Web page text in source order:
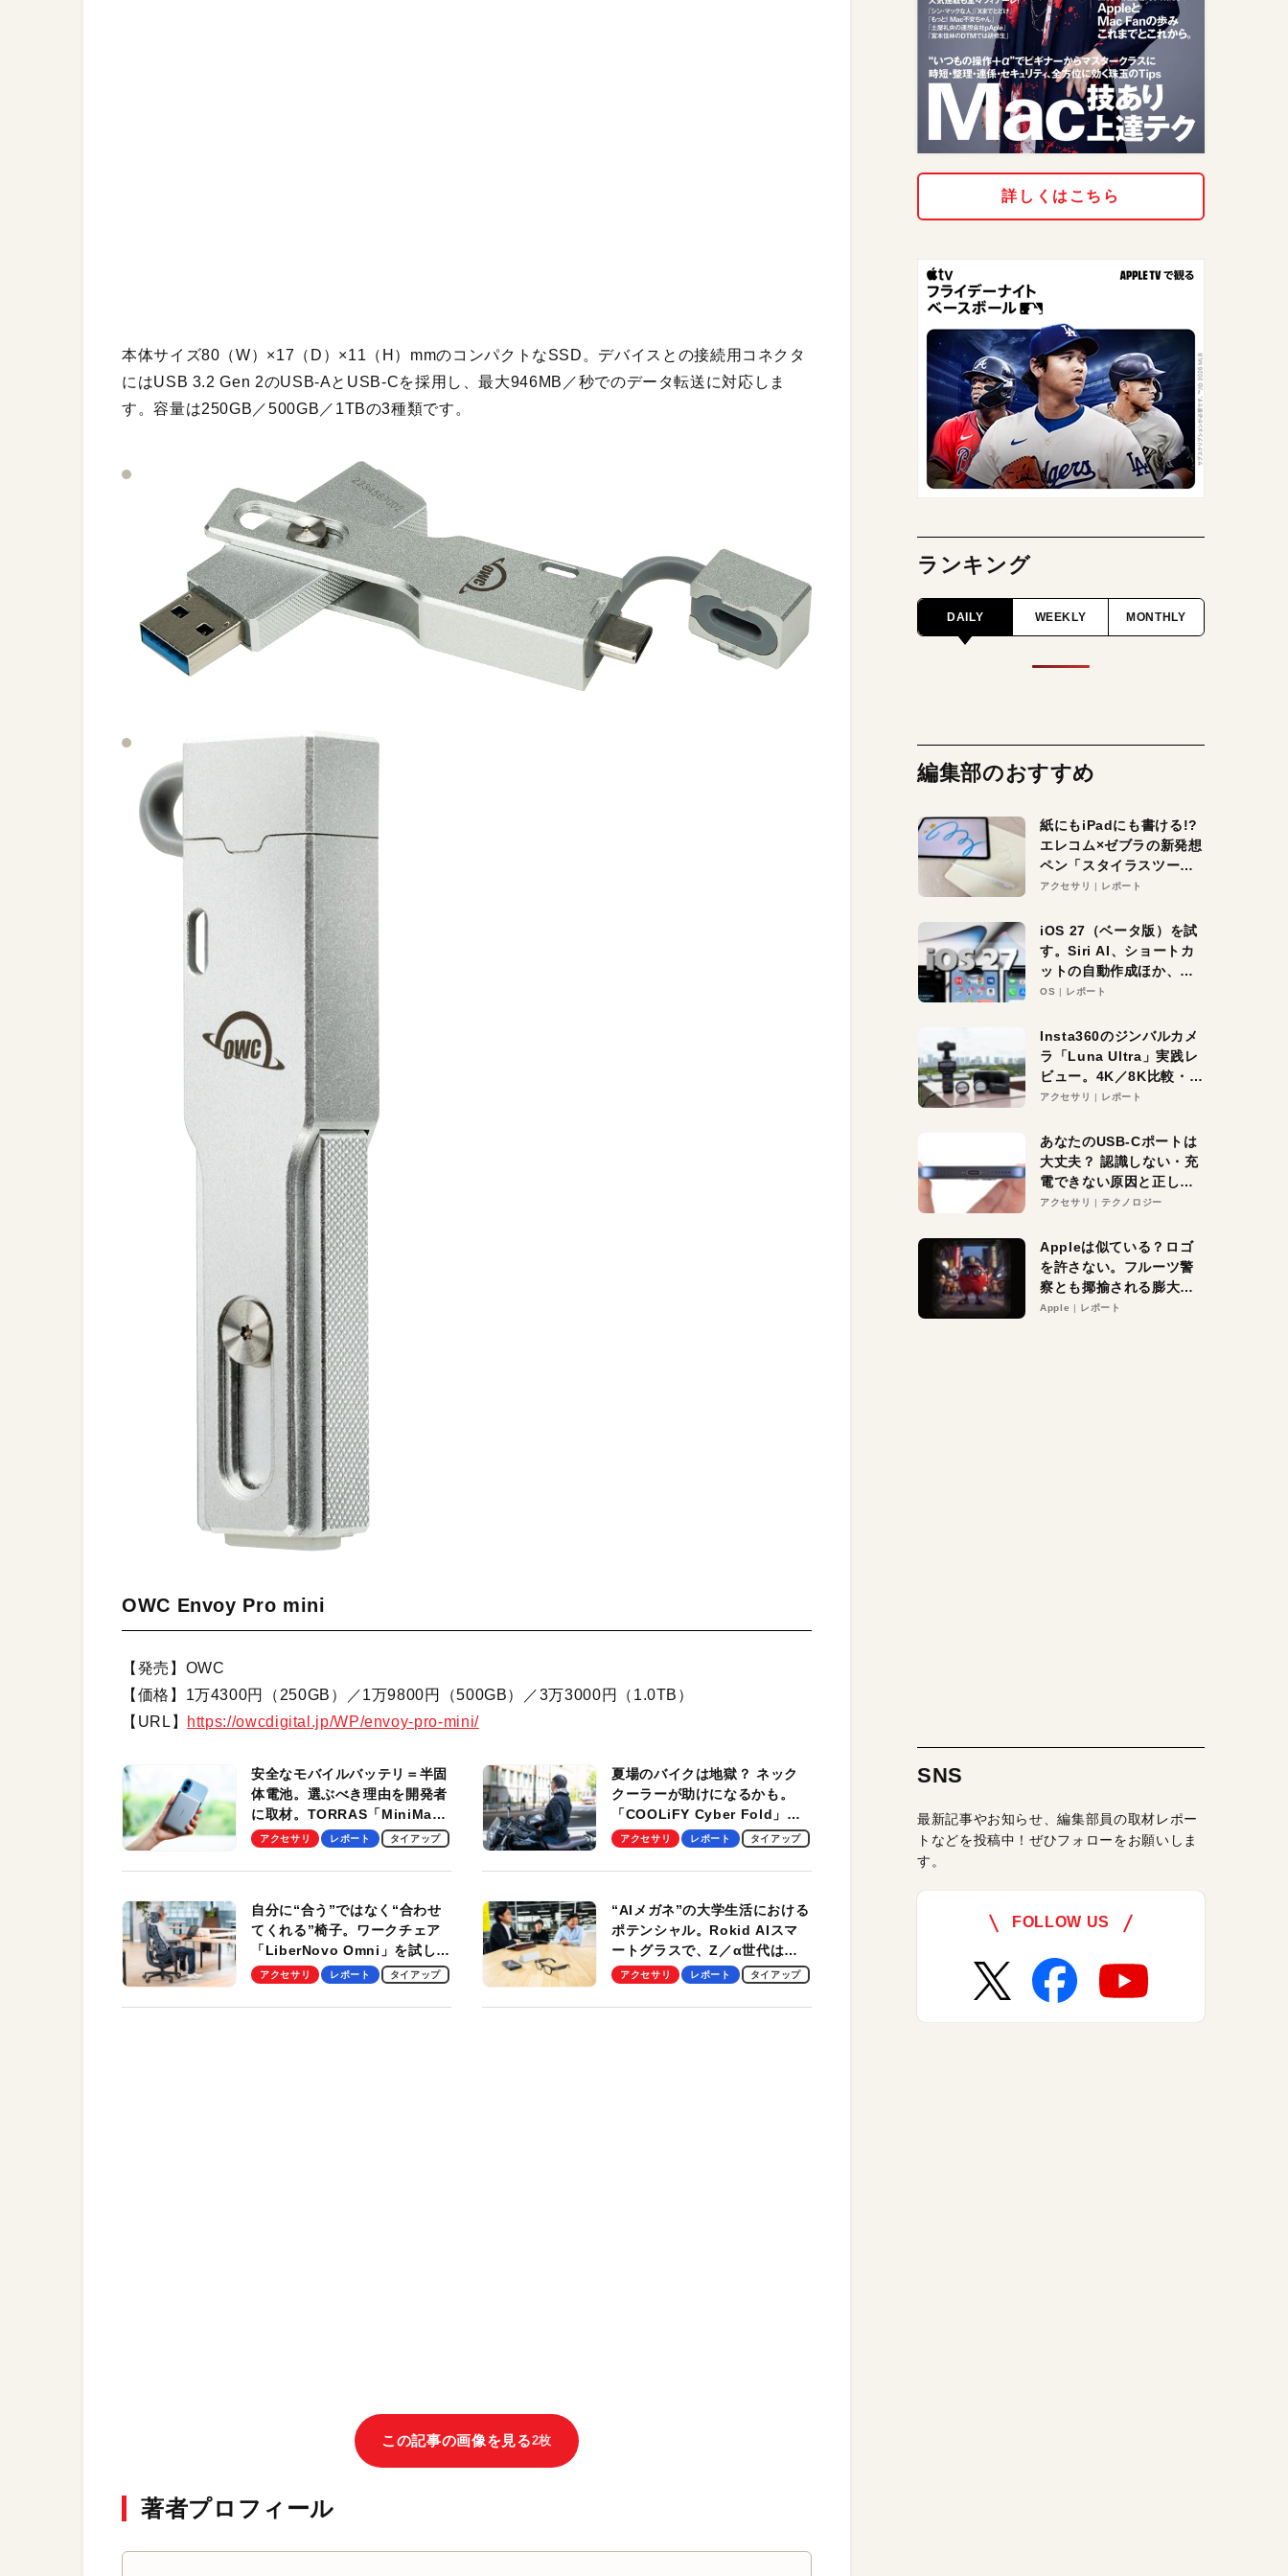
本体サイズ80（W）×17（D）×11（H）mmのコンパクトなSSD。デバイスとの接続用コネクタ
にはUSB 3.2 Gen 2のUSB-AとUSB-Cを採用し、最大946MB／秒でのデータ転送に対応しま
す。容量は250GB／500GB／1TBの3種類です。
OWC Envoy Pro mini
【発売】OWC
【価格】1万4300円（250GB）／1万9800円（500GB）／3万3000円（1.0TB）
【URL】
https://owcdigital.jp/WP/envoy-pro-mini/
安全なモバイルバッテリ＝半固
体電池。選ぶべき理由を開発者
に取材。TORRAS「MiniMag
Pro」の実機レビューも
アクセサリ レポート タイアップ
夏場のバイクは地獄？ ネック
クーラーが助けになるかも。
「COOLiFY Cyber Fold」レ
ビュー。冷却の速さ、密着する
性がグッド！
アクセサリ レポート タイアップ
自分に“合う”ではなく“合わせ
てくれる”椅子。ワークチェア
「LiberNovo Omni」を試して
わかったその魅力。まさかのス
アクセサリ レポート タイアップ
“AIメガネ”の大学生活における
ポテンシャル。Rokid AIスマ
ートグラスで、Z／α世代は何
を見る？ 現役学生起業家、そ
【PR】
アクセサリ レポート タイアップ
この記事の画像を見る2枚
著者プロフィール
詳しくはこちら
ランキング
DAILY WEEKLY MONTHLY
編集部のおすすめ
紙にもiPadにも書ける!?
エレコム×ゼブラの新発想
ペン「スタイラスツーウ
ェイ」レビュー。持ち替
アクセサリ レポート
iOS 27（ベータ版）を試
す。Siri AI、ショートカ
ットの自動作成ほか、期
待大の便利機能5選。
る未来はすぐそこ！
OS レポート
Insta360のジンバルカメ
ラ「Luna Ultra」実践レ
ビュー。4K／8K比較・ズ
ーム・夜間撮影をチェッ
アクセサリ レポート
あなたのUSB-Cポートは
大丈夫？ 認識しない・充
電できない原因と正しい
対策
アクセサリ テクノロジー
Appleは似ている？ロゴ
を許さない。フルーツ警
察とも揶揄される膨大な
異議申し立て。対象は非
Apple レポート
SNS
最新記事やお知らせ、編集部員の取材レポー
トなどを投稿中！ぜひフォローをお願いしま
す。
FOLLOW US